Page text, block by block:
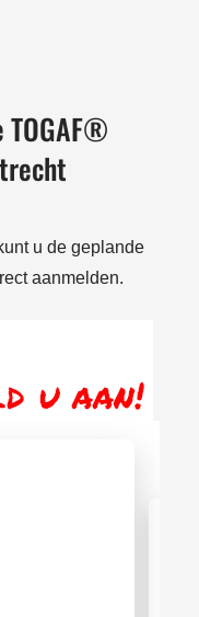
TOGAF®
u de geplande
aanmelden.